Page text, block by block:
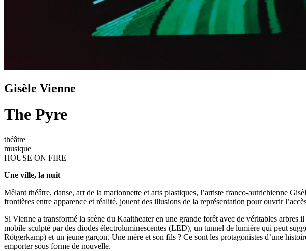
Gisèle Vienne
The Pyre
théâtre
musique
HOUSE ON FIRE
Une ville, la nuit
Mêlant théâtre, danse, art de la marionnette et arts plastiques, l’artiste franco-autrichienne
frontières entre apparence et réalité, jouent des illusions de la représentation pour ouvrir
Si Vienne a transformé la scène du Kaaitheater en une grande forêt avec de véritables arbres
mobile sculpté par des diodes électroluminescentes (LED), un tunnel de lumière qui peut
Rötgerkamp) et un jeune garçon. Une mère et son fils ? Ce sont les protagonistes d’une
emporter sous forme de nouvelle.